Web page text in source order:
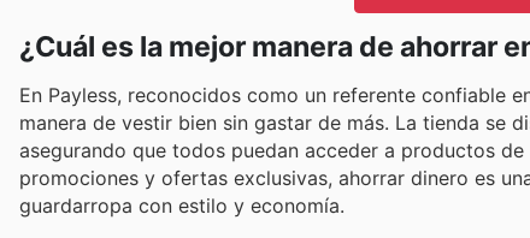
¿Cuál es la mejor manera de ahorrar
En Payless, reconocidos como un referente confiable
manera de vestir bien sin gastar de más. La tienda se
asegurando que todos puedan acceder a productos
promociones y ofertas exclusivas, ahorrar dinero es
guardarropa con estilo y economía.